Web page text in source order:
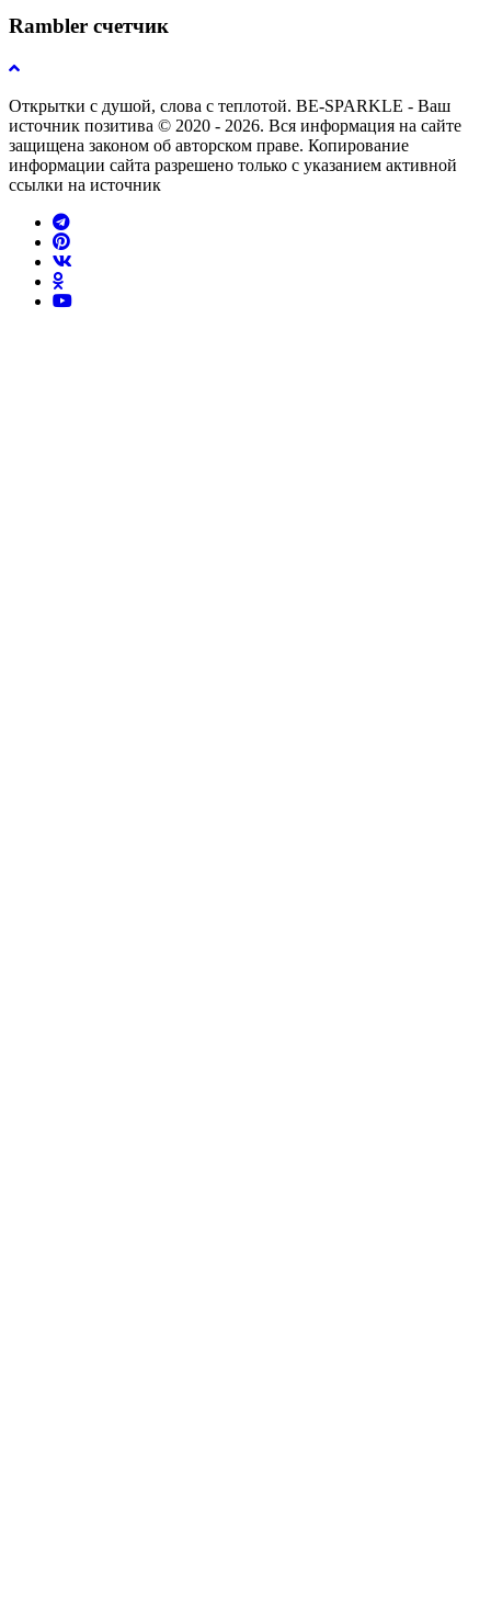
Rambler счетчик
Открытки с душой, слова с теплотой. BE-SPARKLE - Ваш
источник позитива © 2020 - 2026. Вся информация на сайте
защищена законом об авторском праве. Копирование
информации сайта разрешено только с указанием активной
ссылки на источник